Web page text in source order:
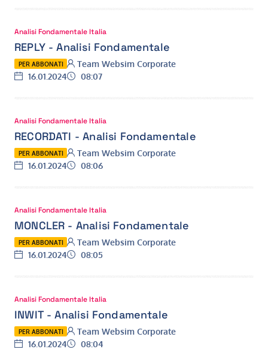
Analisi Fondamentale Italia
REPLY - Analisi Fondamentale
PER ABBONATI Autore:
Team Websim Corporate
Data:
16.01.2024 Ora:
08:07
Analisi Fondamentale Italia
RECORDATI - Analisi Fondamentale
PER ABBONATI Autore:
Team Websim Corporate
Data:
16.01.2024 Ora:
08:06
Analisi Fondamentale Italia
MONCLER - Analisi Fondamentale
PER ABBONATI Autore:
Team Websim Corporate
Data:
16.01.2024 Ora:
08:05
Analisi Fondamentale Italia
INWIT - Analisi Fondamentale
PER ABBONATI Autore:
Team Websim Corporate
Data:
16.01.2024 Ora:
08:04